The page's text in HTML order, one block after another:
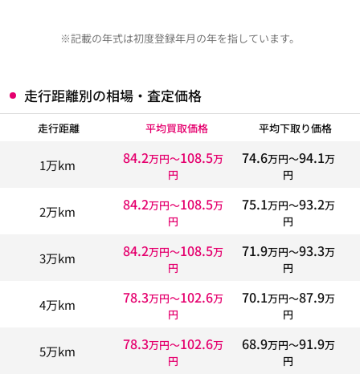
※記載の年式は初度登録年月の年を指しています。
走行距離別の相場・査定価格
走行距離 平均買取価格 平均下取り価格
1万km 84.2万円〜108.5万
円
74.6万円〜94.1万
円
2万km 84.2万円〜108.5万
円
75.1万円〜93.2万
円
3万km 84.2万円〜108.5万
円
71.9万円〜93.3万
円
4万km 78.3万円〜102.6万
円
70.1万円〜87.9万
円
5万km 78.3万円〜102.6万
円
68.9万円〜91.9万
円